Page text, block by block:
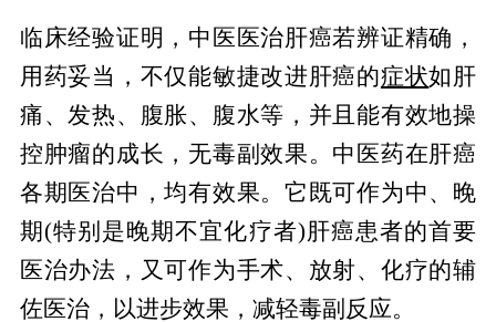
临床经验证明，中医医治肝癌若辨证精确，
用药妥当，不仅能敏捷改进肝癌的症状如肝
痛、发热、腹胀、腹水等，并且能有效地操
控肿瘤的成长，无毒副效果。中医药在肝癌
各期医治中，均有效果。它既可作为中、晚
期(特别是晚期不宜化疗者)肝癌患者的首要
医治办法，又可作为手术、放射、化疗的辅
佐医治，以进步效果，减轻毒副反应。